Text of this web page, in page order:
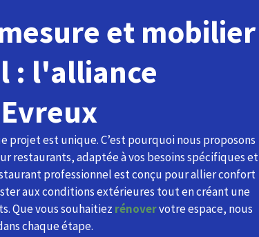
et mobilier
: l'alliance
projet est unique. C’est pourquoi nous proposons
restaurants, adaptée à vos besoins spécifiques et
professionnel est conçu pour allier confort
aux conditions extérieures tout en créant une
Que vous souhaitiez rénovervotre espace, nous
chaque étape.